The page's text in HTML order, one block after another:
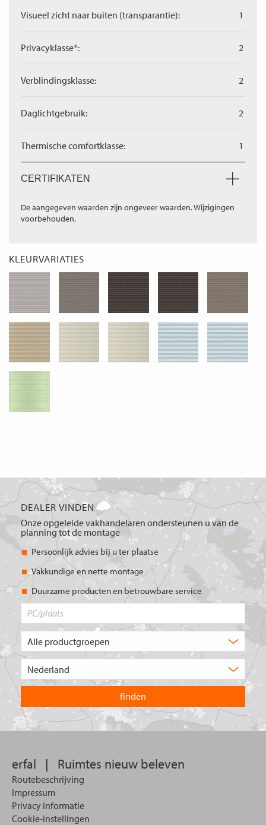
Visueel zicht naar buiten (transparantie): 1
Privacyklasse*: 2
Verblindingsklasse: 2
Daglichtgebruik: 2
Thermische comfortklasse: 1
CERTIFIKATEN
De aangegeven waarden zijn ongeveer waarden. Wijzigingen
voorbehouden.
KLEURVARIATIES
DEALER VINDEN
Onze opgeleide vakhandelaren ondersteunen u van de
planning tot de montage
Persoonlijk advies bij u ter plaatse
Vakkundige en nette montage
Duurzame producten en betrouwbare service
product
u?
land
waarin
u
wilt
zoeken.
erfal | Ruimtes nieuw beleven
Routebeschrijving
Impressum
Privacy informatie
Cookie-instellingen